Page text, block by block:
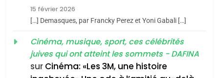
Accords d’Isaac:
l’alliance pourrait
s’étendre à 13 pays
d’Amérique latine
ISRAÉL JUDAISME
15 février 2026
[…] Demasques, par Francky Perez et Yoni Gabali […]
Cinéma, musique, sport, ces célébrités
juives qui ont atteint les sommets - DAFINA
sur Cinéma: «Les 3M, une histoire
Jacques Hadida
Maroc : Les amandes de